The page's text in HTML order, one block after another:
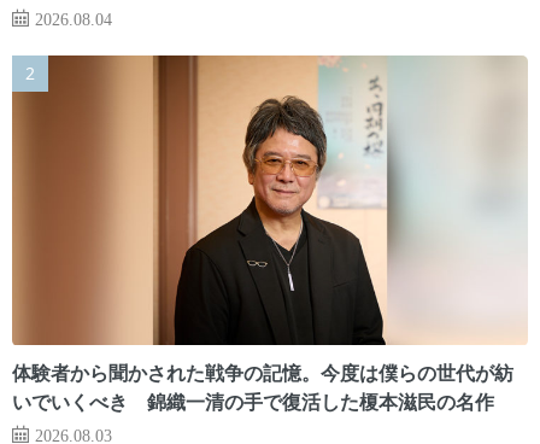
2026.08.04
体験者から聞かされた戦争の記憶。今度は僕らの世代が紡
いでいくべき 錦織一清の手で復活した榎本滋民の名作
2026.08.03